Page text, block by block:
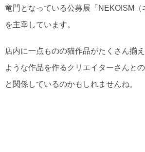
竜門となっている公募展「NEKOISM（
を主宰しています。
店内に一点ものの猫作品がたくさん揃
ような作品を作るクリエイターさんと
と関係しているのかもしれませんね。